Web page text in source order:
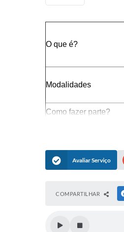
O que é?
Modalidades
Como fazer parte?
Taxa de inscrição?
ONDE SOLICITAR
Unidade Prestadora
Servidor Responsável
Endereço
Avaliar Serviço
COMPARTILHAR